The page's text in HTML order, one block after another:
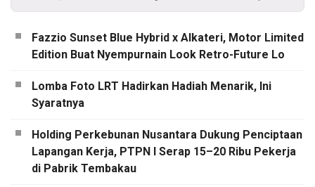
Fazzio Sunset Blue Hybrid x Alkateri, Motor Limited
Edition Buat Nyempurnain Look Retro-Future Lo
Lomba Foto LRT Hadirkan Hadiah Menarik, Ini
Syaratnya
Holding Perkebunan Nusantara Dukung Penciptaan
Lapangan Kerja, PTPN I Serap 15–20 Ribu Pekerja
di Pabrik Tembakau